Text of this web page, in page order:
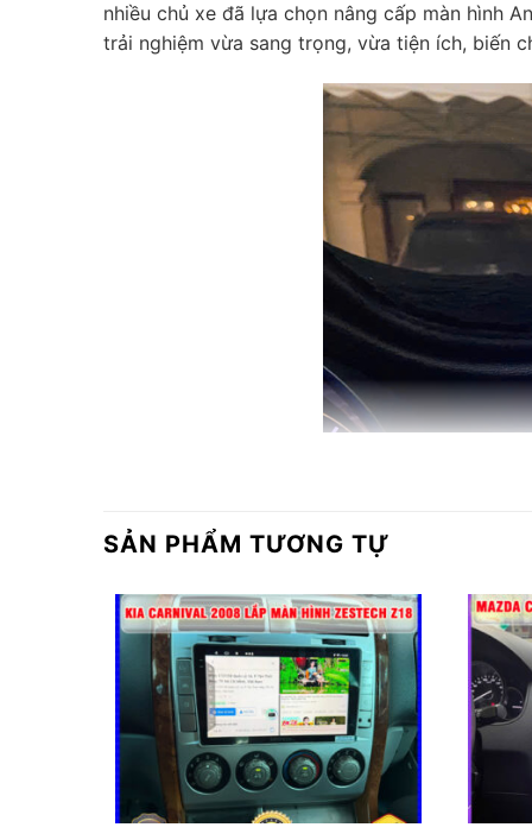
nhiều chủ xe đã lựa chọn nâng cấp màn hình
trải nghiệm vừa sang trọng, vừa tiện ích, biến
SẢN PHẨM TƯƠNG TỰ